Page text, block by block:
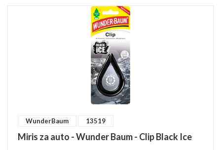
WunderBaum 13519
Miris za auto - Wunder Baum - Clip Black Ice